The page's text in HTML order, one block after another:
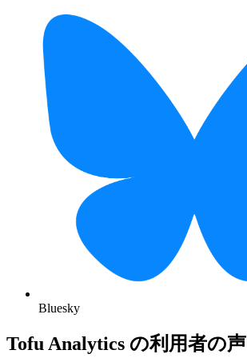
Bluesky
Tofu Analytics の利用者の声